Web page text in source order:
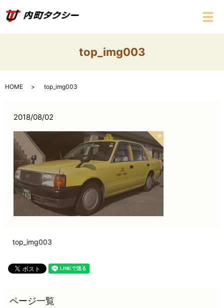
メ
top_img003
HOME top_img003
2018/08/02
top_img003